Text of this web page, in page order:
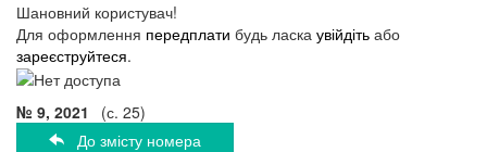
Шановний користувач!
Для оформлення передплати будь ласка увійдіть або
зареєструйтеся.
№ 9, 2021
(с. 25)
До змісту номера